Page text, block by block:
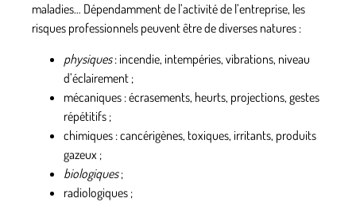
maladies… Dépendamment de l’activité de l’entreprise, les
risques professionnels peuvent être de diverses natures :
physiques: incendie, intempéries, vibrations, niveau
d’éclairement ;
mécaniques : écrasements, heurts, projections, gestes
répétitifs ;
chimiques : cancérigènes, toxiques, irritants, produits
gazeux ;
biologiques;
radiologiques ;